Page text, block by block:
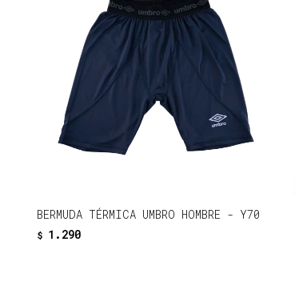
BERMUDA TÉRMICA UMBRO HOMBRE - Y70
$ 1.290